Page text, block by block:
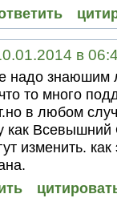
в
надо знаюшим
то много
в любом
как
изменить.